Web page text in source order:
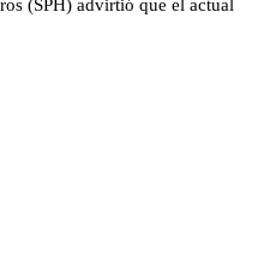
(SPH) advirtió que el actual